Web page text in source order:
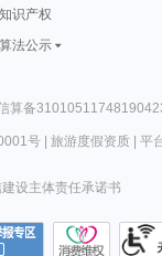
知识产权
算法公示
算备
号| 旅游度假资质| 平
设主体责任承诺书